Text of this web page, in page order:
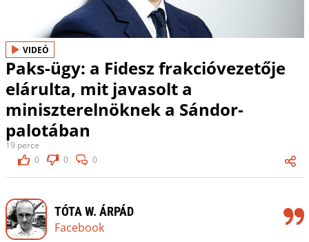
VIDEÓ
Paks-ügy: a Fidesz frakcióvezetője
elárulta, mit javasolt a
miniszterelnöknek a Sándor-
palotában
19 perce
0
0 0
TÓTA W. ÁRPÁD
Facebook